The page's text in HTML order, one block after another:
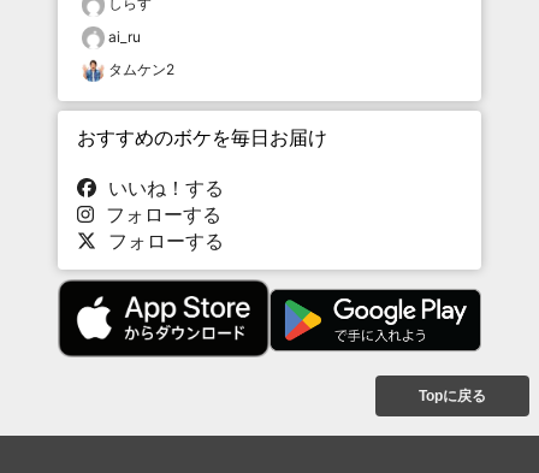
ai_ru
タムケン2
おすすめのボケを毎日お届け
いいね！する
フォローする
フォローする
Topに戻る